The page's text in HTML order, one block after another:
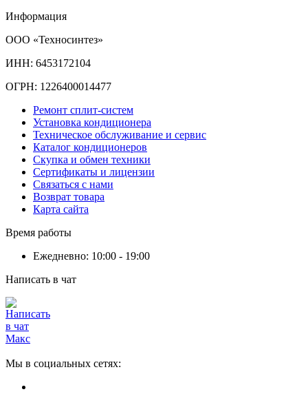
Информация
ООО «Техносинтез»
ИНН: 6453172104
ОГРН: 1226400014477
Ремонт сплит-систем
Установка кондиционера
Техническое обслуживание и сервис
Каталог кондиционеров
Скупка и обмен техники
Сертификаты и лицензии
Связаться с нами
Возврат товара
Карта сайта
Время работы
Ежедневно: 10:00 - 19:00
Написать в чат
Мы в социальных сетях: